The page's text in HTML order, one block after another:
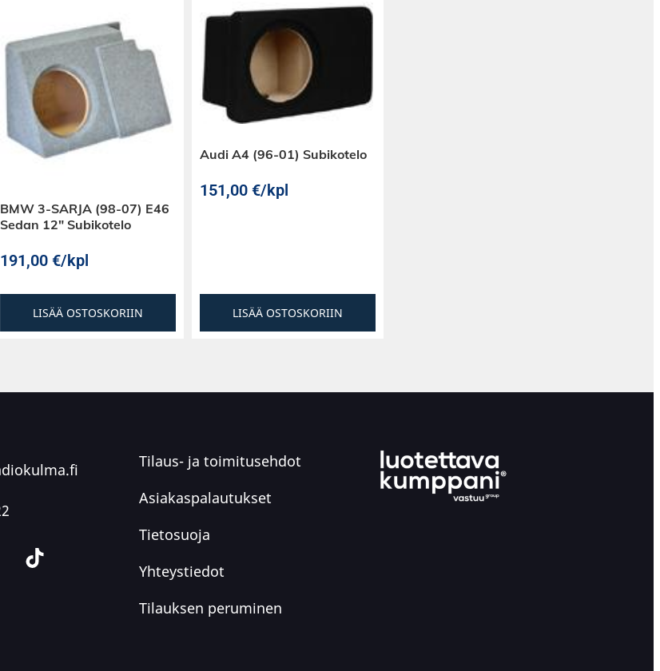
BMW 3-SARJA (98-07) E46
Sedan 12″ Subikotelo
191,00 €/kpl
LISÄÄ OSTOSKORIIN
Audi A4 (96-01) Subikotelo
151,00 €/kpl
LISÄÄ OSTOSKORIIN
Tilaus- ja toimitusehdot
Asiakaspalautukset
Tietosuoja
Yhteystiedot
Tilauksen peruminen